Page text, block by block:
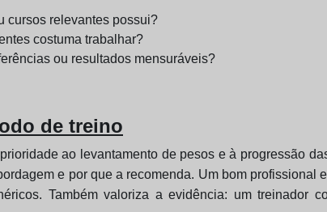
cursos relevantes possui?
costuma trabalhar?
ou resultados mensuráveis?
de treino
ao levantamento de pesos e à progressão
e por que a recomenda. Um bom
Também valoriza a evidência: um treinador